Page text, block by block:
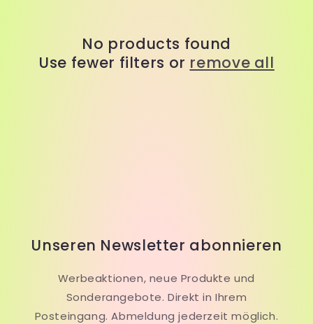
No products found
Use fewer filters or remove all
Unseren Newsletter abonnieren
Werbeaktionen, neue Produkte und
Sonderangebote. Direkt in Ihrem
Posteingang. Abmeldung jederzeit möglich.